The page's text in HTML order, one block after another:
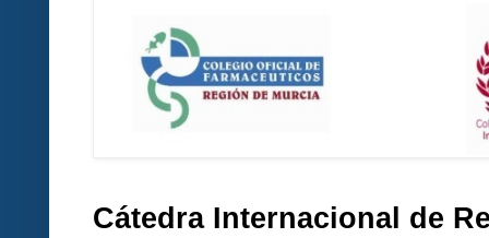
Cátedra Internacional de